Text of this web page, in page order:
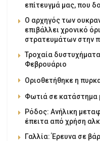
επίτευγμά μας, που
Ο αρχηγός των
επιβάλλει χρονικό
στρατευμάτων στην
Τροχαία
Φεβρουάριο
Οριοθετήθηκε η
Φωτιά σε κατάστημα
Ρόδος: Ανήλικη
έπειτα από χρήση
Γαλλία: Έρευνα σε